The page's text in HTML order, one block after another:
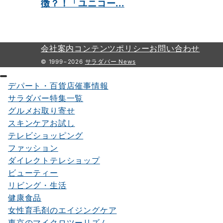
徴？！「ユニコー...
会社案内 コンテンツポリシーお問い合わせ
© 1999−2026 サラダバー News
デパート・百貨店催事情報
サラダバー特集一覧
グルメお取り寄せ
スキンケアお試し
テレビショッピング
ファッション
ダイレクトテレショップ
ビューティー
リビング・生活
健康食品
女性育毛剤のエイジングケア